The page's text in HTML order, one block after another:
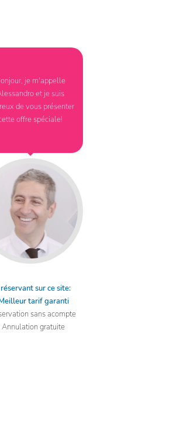
je m'appelle
et je suis
de vous présenter
offre spéciale!
sur ce site:
tarif garanti
sans acompte
Annulation gratuite